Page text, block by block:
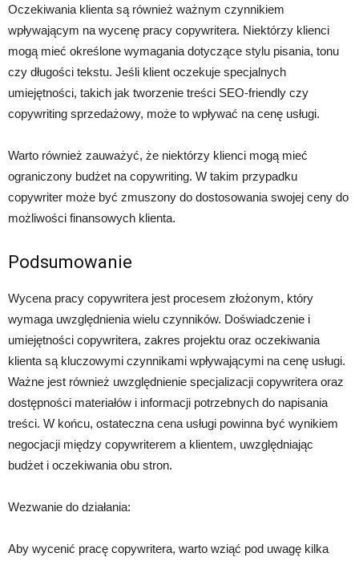
Oczekiwania klienta są również ważnym czynnikiem
wpływającym na wycenę pracy copywritera. Niektórzy klienci
mogą mieć określone wymagania dotyczące stylu pisania, tonu
czy długości tekstu. Jeśli klient oczekuje specjalnych
umiejętności, takich jak tworzenie treści SEO-friendly czy
copywriting sprzedażowy, może to wpływać na cenę usługi.
Warto również zauważyć, że niektórzy klienci mogą mieć
ograniczony budżet na copywriting. W takim przypadku
copywriter może być zmuszony do dostosowania swojej ceny do
możliwości finansowych klienta.
Podsumowanie
Wycena pracy copywritera jest procesem złożonym, który
wymaga uwzględnienia wielu czynników. Doświadczenie i
umiejętności copywritera, zakres projektu oraz oczekiwania
klienta są kluczowymi czynnikami wpływającymi na cenę usługi.
Ważne jest również uwzględnienie specjalizacji copywritera oraz
dostępności materiałów i informacji potrzebnych do napisania
treści. W końcu, ostateczna cena usługi powinna być wynikiem
negocjacji między copywriterem a klientem, uwzględniając
budżet i oczekiwania obu stron.
Wezwanie do działania:
Aby wycenić pracę copywritera, warto wziąć pod uwagę kilka